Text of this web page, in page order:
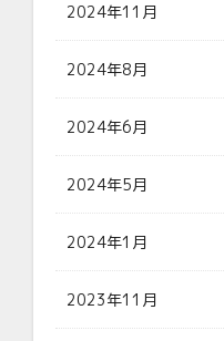
2024年11月
2024年8月
2024年6月
2024年5月
2024年1月
2023年11月